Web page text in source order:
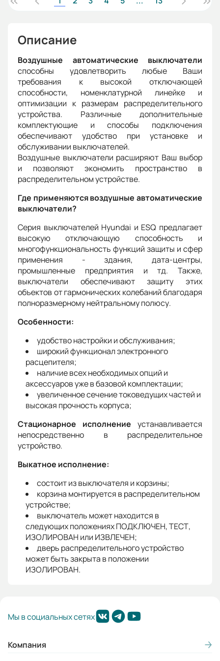
Описание
Воздушные автоматические выключатели
способны удовлетворить любые Ваши
требования к высокой отключающей
способности, номенклатурной линейке и
оптимизации к размерам распределительного
устройства. Различные дополнительные
комплектующие и способы подключения
обеспечивают удобство при установке и
обслуживании выключателей.
Воздушные выключатели расширяют Ваш выбор
и позволяют экономить пространство в
распределительном устройстве.
Где применяются воздушные автоматические
выключатели?
Серия выключателей Hyundai и ESQ предлагает
высокую отключающую способность и
многофункциональность функций защиты и сфер
применения - здания, дата-центры,
промышленные предприятия и тд. Также,
выключатели обеспечивают защиту этих
объектов от гармонических колебаний благодаря
полноразмерному нейтральному полюсу.
Особенности:
удобство настройки и обслуживания;
широкий функционал электронного
расцепителя;
наличие всех необходимых опций и
аксессуаров уже в базовой комплектации;
увеличенное сечение токоведущих частей и
высокая прочность корпуса;
Стационарное исполнение устанавливается
непосредственно в распределительное
устройство.
Выкатное исполнение:
состоит из выключателя и корзины;
корзина монтируется в распределительном
устройстве;
выключатель может находится в
следующих положениях ПОДКЛЮЧЕН, ТЕСТ,
ИЗОЛИРОВАН или ИЗВЛЕЧЕН;
дверь распределительного устройство
может быть закрыта в положении
ИЗОЛИРОВАН.
Мы в социальных сетях
Компания